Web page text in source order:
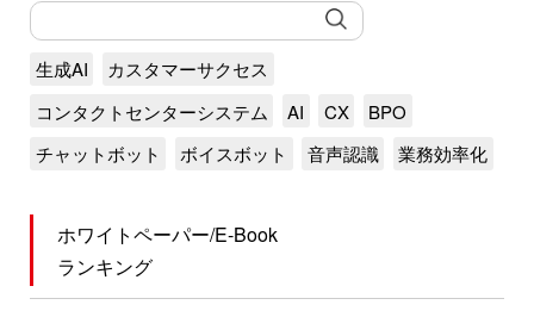
生成AI
カスタマーサクセス
コンタクトセンターシステム
AI CX
BPO
チャットボット
ボイスボット 音声認識 業務効率化
ホワイトペーパー/E-Book
ランキング